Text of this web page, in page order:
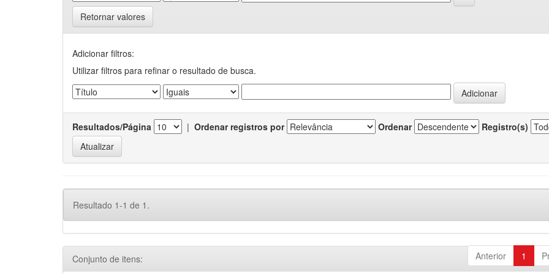
Retornar valores
Adicionar filtros:
Utilizar filtros para refinar o resultado de busca.
Resultados/Página | Ordenar registros por Ordenar Registro(s)
Resultado 1-1 de 1.
Anterior 1
Conjunto de itens: